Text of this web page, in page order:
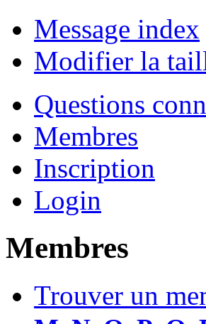
Message index
Modifier la
Questions
Membres
Inscription
Login
Membres
Trouver un